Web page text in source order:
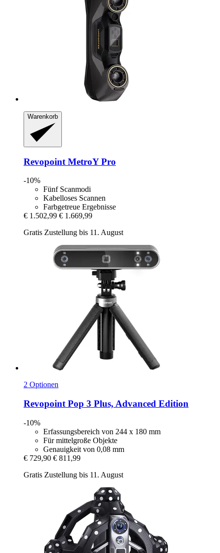
Warenkorb
Revopoint MetroY Pro
-10%
Fünf Scanmodi
Kabelloses Scannen
Farbgetreue Ergebnisse
€ 1.502,99 € 1.669,99
Gratis Zustellung bis 11. August
2 Optionen
Revopoint Pop 3 Plus, Advanced Edition
-10%
Erfassungsbereich von 244 x 180 mm
Für mittelgroße Objekte
Genauigkeit von 0,08 mm
€ 729,90 € 811,99
Gratis Zustellung bis 11. August